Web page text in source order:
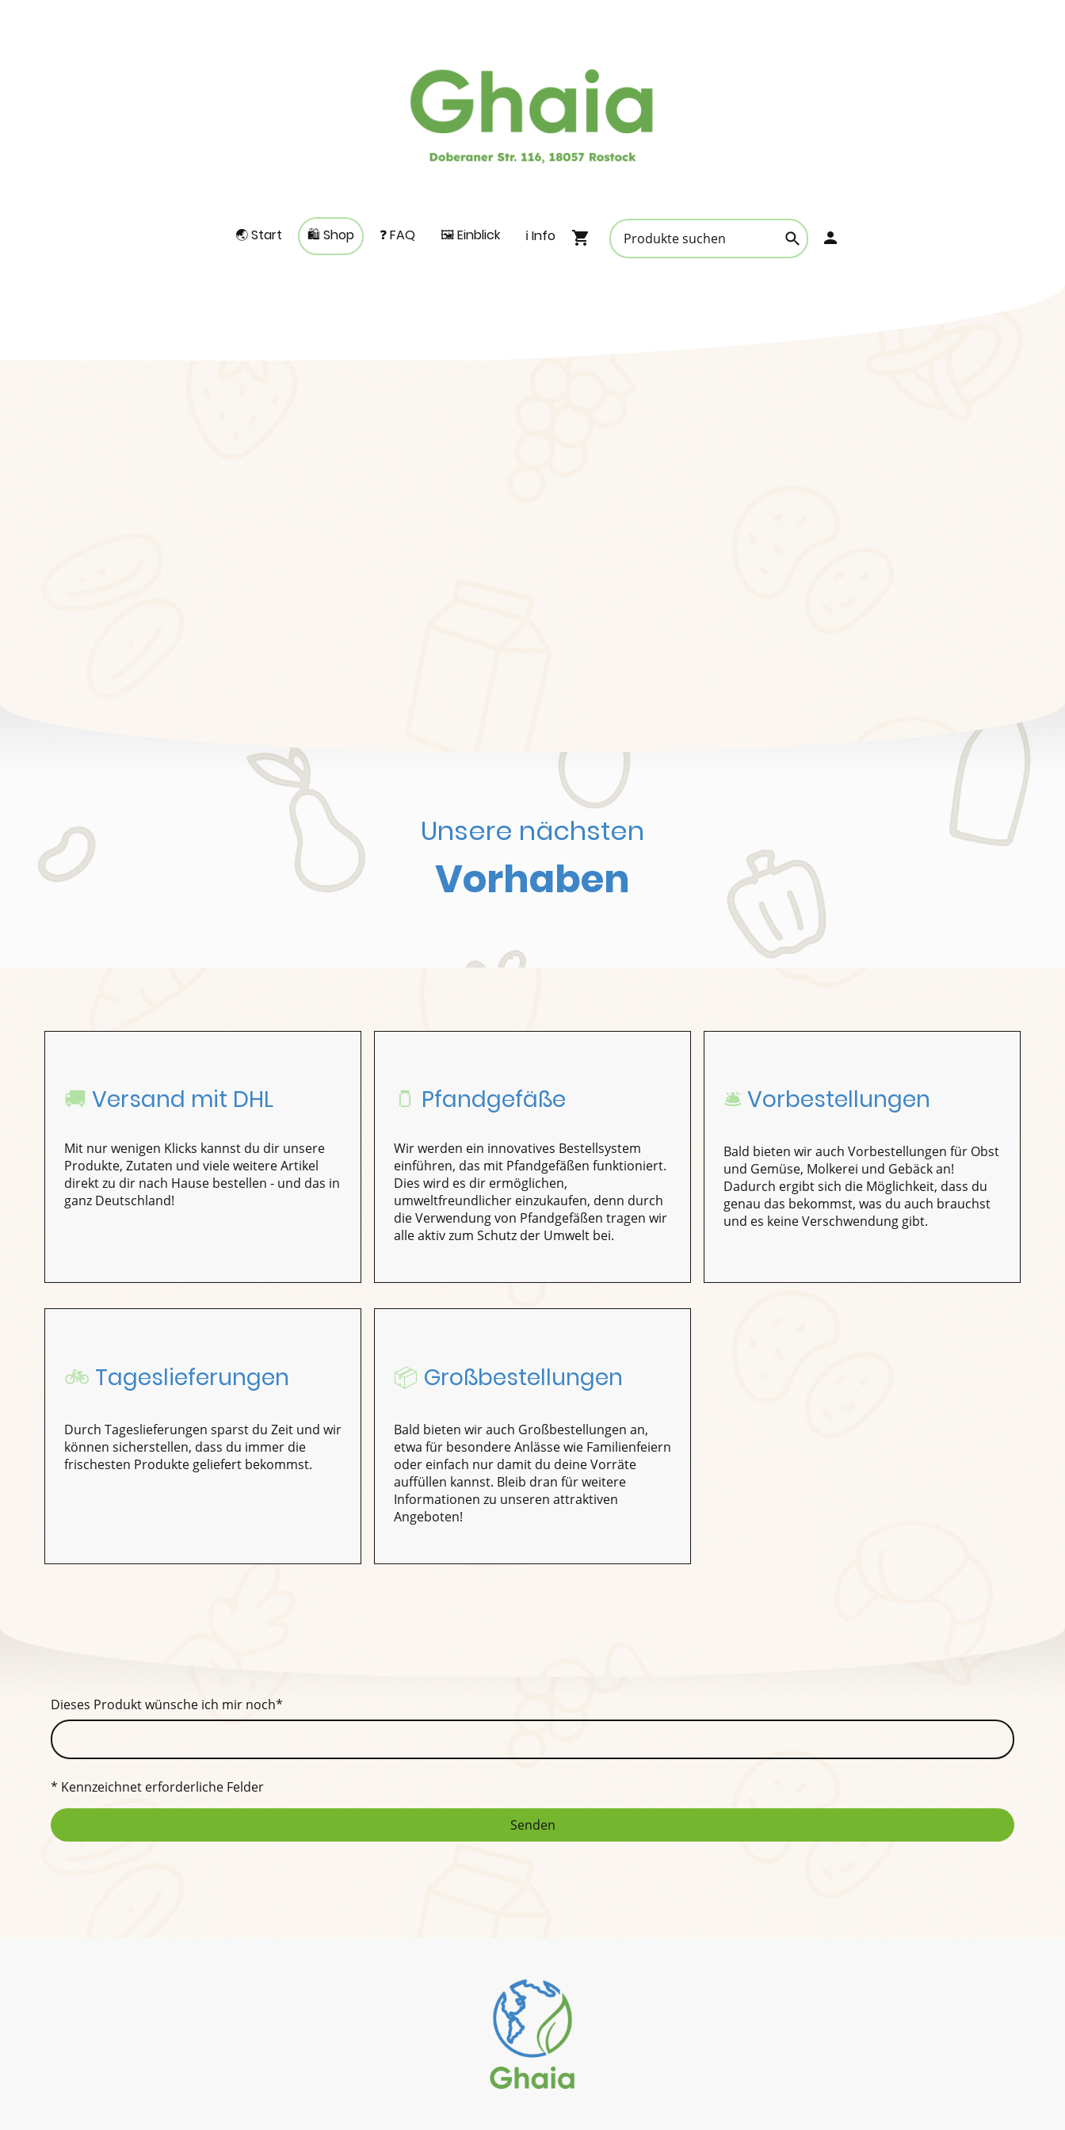
🌏 Start 🛍️ Shop ❓ FAQ 🖼️ Einblick ℹ️ Info
Unsere nächsten
Vorhaben
🚚 Versand mit DHL
Mit nur wenigen Klicks kannst du dir unsere
Produkte, Zutaten und viele weitere Artikel
direkt zu dir nach Hause bestellen - und das in
ganz Deutschland!
🫙 Pfandgefäße
Wir werden ein innovatives Bestellsystem
einführen, das mit Pfandgefäßen funktioniert.
Dies wird es dir ermöglichen,
umweltfreundlicher einzukaufen, denn durch
die Verwendung von Pfandgefäßen tragen wir
alle aktiv zum Schutz der Umwelt bei.
🛎️ Vorbestellungen
Bald bieten wir auch Vorbestellungen für Obst
und Gemüse, Molkerei und Gebäck an!
Dadurch ergibt sich die Möglichkeit, dass du
genau das bekommst, was du auch brauchst
und es keine Verschwendung gibt.
🚲 Tageslieferungen
Durch Tageslieferungen sparst du Zeit und wir
können sicherstellen, dass du immer die
frischesten Produkte geliefert bekommst.
📦 Großbestellungen
Bald bieten wir auch Großbestellungen an,
etwa für besondere Anlässe wie Familienfeiern
oder einfach nur damit du deine Vorräte
auffüllen kannst. Bleib dran für weitere
Informationen zu unseren attraktiven
Angeboten!
Dieses Produkt wünsche ich mir noch*
* Kennzeichnet erforderliche Felder
Senden